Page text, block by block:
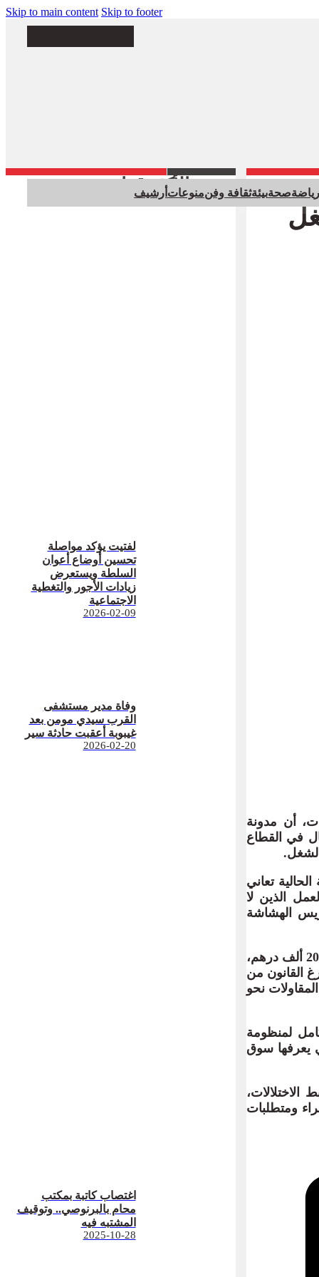
Skip to main content Skip to footer
رياضةصحةبيئةثقافة وفنمنوعات أرشيف
الأكثر قراءة
لفتيت يؤكد مواصلة
تحسين أوضاع أعوان
السلطة ويستعرض
زيادات الأجور والتغطية
الاجتماعية
2026-02-09
وفاة مدير مستشفى
القرب سيدي مومن بعد
غيبوبة أعقبت حادثة سير
2026-02-20
اغتصاب كاتبة بمكتب
محام بالبرنوصي.. وتوقيف
المشتبه فيه
2025-10-28
أن مدونة
في القطاع
تعاني
الذين لا
الهشاشة
وأشار السكوري إلى أن الغرامات المعتمدة حاليا، والتي لا تتجاوز في بعض المخالفات 20 ألف درهم،
القانون من
نحو
لمنظومة
يعرفها سوق
ومتطلبات